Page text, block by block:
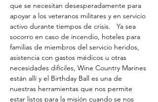
que se necesitan desesperadamente para
apoyar a los veteranos militares y en servicio
activo durante tiempos de crisis.   Ya sea
socorro en caso de incendio, hoteles para
familias de miembros del servicio heridos,
asistencia con gastos médicos u otras
necesidades difíciles, Wine Country Marines
están allí y el Birthday Ball es una de
nuestras herramientas que nos permite
estar listos para la misión cuando se nos